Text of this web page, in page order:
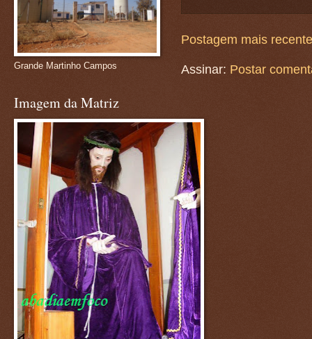
Postagem mais recente
Assinar: Postar
Grande Martinho Campos
Imagem da Matriz